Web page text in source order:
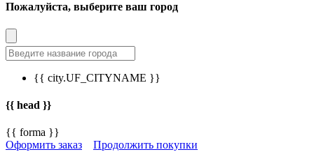
Пожалуйста, выберите ваш город
{{ city.UF_CITYNAME }}
{{ head }}
{{ forma }}
Оформить заказ
Продолжить покупки